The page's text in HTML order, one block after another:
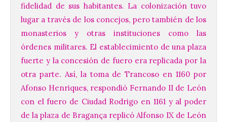
fidelidad de sus habitantes. La colonización tuvo
lugar a través de los concejos, pero también de los
monasterios y otras instituciones como las
órdenes militares. El establecimiento de una plaza
fuerte y la concesión de fuero era replicada por la
otra parte. Así, la toma de Trancoso en 1160 por
Afonso Henriques, respondió Fernando II de León
con el fuero de Ciudad Rodrigo en 1161 y al poder
de la plaza de Bragança replicó Alfonso IX de León